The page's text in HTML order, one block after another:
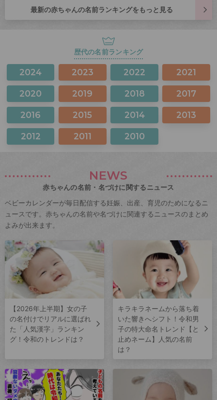
最新の赤ちゃんの名前ランキングをもっと見る
歴代の名前ランキング
2024 2023 2022 2021
2020 2019 2018 2017
2016 2015 2014 2013
2012 2011 2010
NEWS
赤ちゃんの名前・名づけに関するニュース
ベビーカレンダーが毎日配信する妊娠、出産、育児のためになるニ
ュースです。赤ちゃんの名前や名づけに関連するニュースのまとめ
よみが出来ます。
【2026年上半期】女の子
の名付けでリアルに選ばれ
た「人気漢字」ランキン
グ！令和のトレンドは？
キラキラネームから落ち着
いた響きへシフト！令和男
子の特大命名トレンド【と
止めネーム】人気の名前
は？